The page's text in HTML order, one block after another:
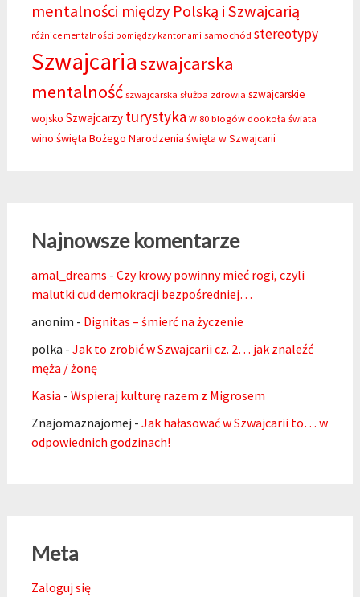
mentalności między Polską i Szwajcarią
różnice mentalności pomiędzy kantonami samochód stereotypy
Szwajcariaszwajcarska
mentalność szwajcarska służba zdrowia szwajcarskie
wojsko Szwajcarzy turystyka W 80 blogów dookoła świata
wino święta Bożego Narodzenia święta w Szwajcarii
Najnowsze komentarze
amal_dreams - Czy krowy powinny mieć rogi, czyli
malutki cud demokracji bezpośredniej…
anonim - Dignitas – śmierć na życzenie
polka - Jak to zrobić w Szwajcarii cz. 2… jak znaleźć
męża / żonę
Kasia - Wspieraj kulturę razem z Migrosem
Znajomaznajomej - Jak hałasować w Szwajcarii to… w
odpowiednich godzinach!
Meta
Zaloguj się